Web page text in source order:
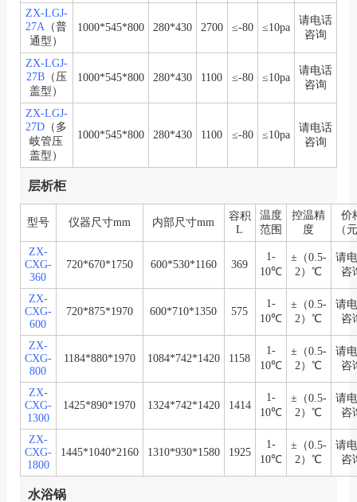
ZX-LGJ-
27A （普
通型）
1000*545*800 280*430 2700 ≤-80 ≤10pa
请电话
咨询
ZX-LGJ-
27B（压
盖型）
1000*545*800 280*430 1100 ≤-80 ≤10pa
请电话
咨询
ZX-LGJ-
27D （多
岐管压
盖型）
1000*545*800 280*430 1100 ≤-80 ≤10pa
请电话
咨询
层析柜
型号 仪器尺寸mm 内部尺寸mm
容积
L
温度
范围
控温精
度
价
（
ZX-
CXG-
360
720*670*1750 600*530*1160 369
1-
10℃
±（0.5-
2）℃
请
咨
ZX-
CXG-
600
720*875*1970 600*710*1350 575
1-
10℃
±（0.5-
2）℃
请
咨
ZX-
CXG-
800
1184*880*1970 1084*742*1420 1158
1-
10℃
±（0.5-
2）℃
请
咨
ZX-
CXG-
1300
1425*890*1970 1324*742*1420 1414
1-
10℃
±（0.5-
2）℃
请
咨
ZX-
CXG-
1800
1445*1040*2160 1310*930*1580 1925
1-
10℃
±（0.5-
2）℃
请
咨
水浴锅